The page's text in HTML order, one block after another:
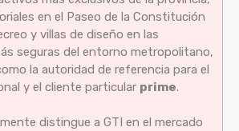
en el Paseo de la Constitución
y villas de diseño en las
seguras del entorno metropolitano,
la autoridad de referencia para el
y el cliente particular prime.
distingue a GTI en el mercado